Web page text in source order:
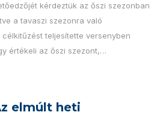
kérdeztük az őszi szezonban
a tavaszi szezonra való
teljesítette versenyben
értékeli az őszi szezont,…
elmúlt heti